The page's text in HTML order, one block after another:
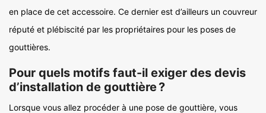
en place de cet accessoire. Ce dernier est d’ailleurs un couvreur
réputé et plébiscité par les propriétaires pour les poses de
gouttières.
Pour quels motifs faut-il exiger des devis
d’installation de gouttière ?
Lorsque vous allez procéder à une pose de gouttière, vous